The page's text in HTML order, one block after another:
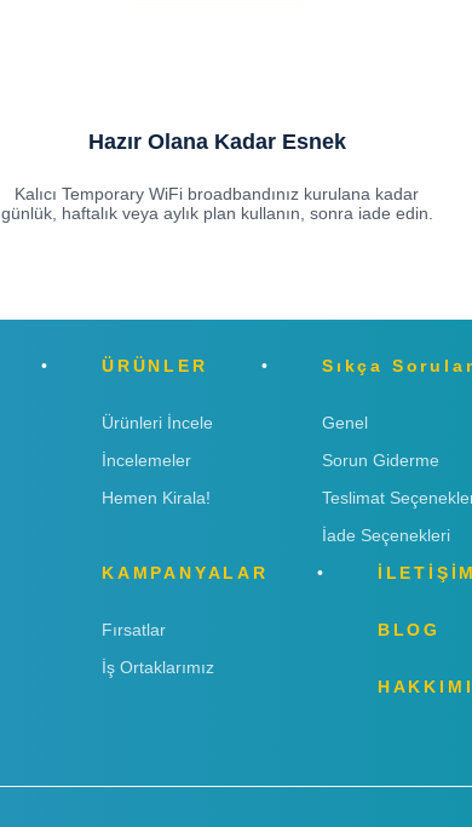
Hazır Olana Kadar Esnek
Kalıcı Temporary WiFi broadbandınız kurulana kadar
günlük, haftalık veya aylık plan kullanın, sonra iade edin.
ÜRÜNLER
Ürünleri İncele
İncelemeler
Hemen Kirala!
Sıkça
Genel
Sorun Giderme
Teslimat
İade Seçenekleri
KAMPANYALAR
Fırsatlar
İş Ortaklarımız
İLETİŞİM
BLOG